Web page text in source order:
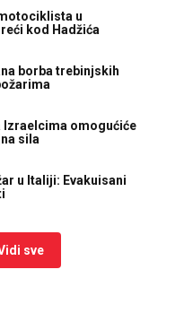
u
kod Hadžića
borba trebinjskih
Izraelcima omogućiće
sila
u Italiji: Evakuisani
sve